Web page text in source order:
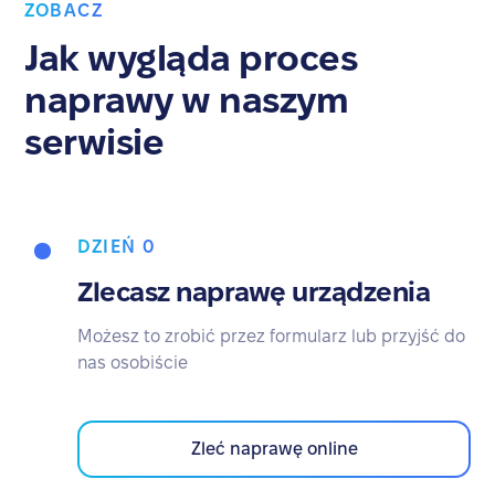
ZOBACZ
Jak wygląda proces
naprawy w naszym
serwisie
DZIEŃ 0
Zlecasz naprawę urządzenia
Możesz to zrobić przez formularz lub przyjść do
nas osobiście
Zleć naprawę online